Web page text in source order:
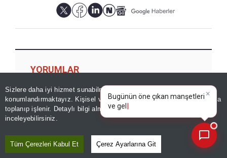
Sizlere daha iyi hizmet sunabilmek adına sitemizde
konumlandırmaktayız. Kişisel verileriniz, KVKK ve GDPR kapsamında
toplanıp işlenir. Detaylı bilgi almak içinAydınlatma Metnimizi
inceleyebilirsiniz.
Tüm Çerezleri Kabul Et Çerez Ayarlarına Git
YORUMLAR
Yorum için giriş yapın
×
Bugünün öne çıkan manşetleri
ve gelişmeleri neler?